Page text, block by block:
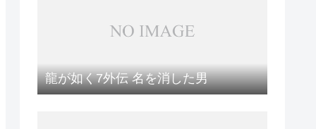
龍が如く7外伝 名を消した男